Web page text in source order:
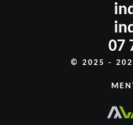
07
© 2025 -